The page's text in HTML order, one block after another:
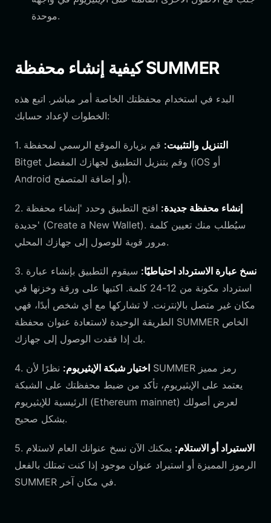
موحدة.
كيفية إنشاء محفظة SUMMER
البدء في استخدام محفظتك الخاصة أمر مباشر. اتبع هذه
الخطوات لإعداد حسابك:
1. التنزيل والتثبيت: قم بزيارة الموقع الرسمي لمحفظة
Bitget وقم بتنزيل التطبيق لجهازك المفضل (iOS أو
Android أو إضافة المتصفح).
2. إنشاء محفظة جديدة: افتح التطبيق وحدد 'إنشاء محفظة
جديدة' (Create a New Wallet). سيُطلب منك تعيين كلمة
مرور قوية للوصول إلى جهازك المحلي.
3. نسخ عبارة الاسترداد احتياطيًا: سيقوم التطبيق بإنشاء عبارة
استرداد مكونة من 12-24 كلمة. اكتبها على ورقة وخزنها في
مكان غير متصل بالإنترنت. لا تشاركها مع أي شخص أبدًا، فهي
الطريقة الوحيدة لاستعادة عنوان محفظة SUMMER الخاص
بك إذا فقدت الوصول إلى جهازك.
4. اختيار شبكة الإيثيريوم: نظرًا لأن SUMMER رمز مميز
يعتمد على الإيثيريوم، تأكد من ضبط محفظتك على الشبكة
الرئيسية للإيثيريوم (Ethereum mainnet) لعرض أصولك
بشكل صحيح.
5. الاستيراد أو الاستلام: يمكنك الآن نسخ عنوانك العام لاستلام
الرموز المميزة أو استيراد عنوان موجود إذا كنت تمتلك بالفعل
SUMMER في مكان آخر.